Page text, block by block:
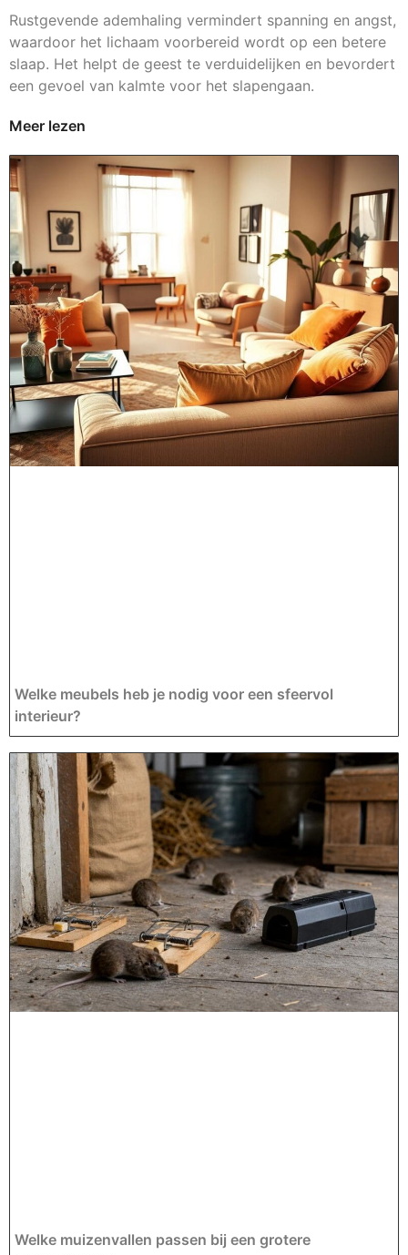
Rustgevende ademhaling vermindert spanning en angst,
waardoor het lichaam voorbereid wordt op een betere
slaap. Het helpt de geest te verduidelijken en bevordert
een gevoel van kalmte voor het slapengaan.
Meer lezen
Welke meubels heb je nodig voor een sfeervol
interieur?
Welke muizenvallen passen bij een grotere